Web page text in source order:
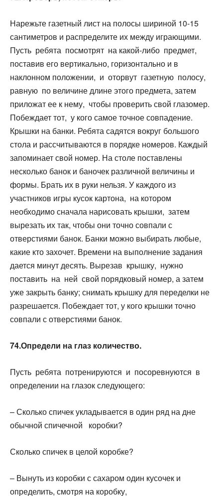
Нарежьте газетный лист на полосы шириной 10-15
сантиметров и распределите их между играющими.
Пусть ребята посмотрят на какой-либо предмет,
поставив его вертикально, горизонтально и в
наклонном положении, и оторвут газетную полосу,
равную по величине длине этого предмета, затем
приложат ее к нему, чтобы проверить свой глазомер.
Побеждает тот, у кого самое точное совпадение.
Крышки на банки. Ребята садятся вокруг большого
стола и рассчитываются в порядке номеров. Каждый
запоминает свой номер. На столе поставлены
несколько банок и баночек различной величины и
формы. Брать их в руки нельзя. У каждого из
участников игры кусок картона, на котором
необходимо сначала нарисовать крышки, затем
вырезать их так, чтобы они точно совпали с
отверстиями банок. Банки можно выбирать любые,
какие кто захочет. Времени на выполнение задания
дается минут десять. Вырезав крышку, нужно
поставить на ней свой порядковый номер, а затем
уже закрыть банку; снимать крышку для переделки не
разрешается. Побеждает тот, у кого крышки точно
совпали с отверстиями банок.
74.Определи на глаз количество.
Пусть ребята потренируются и посоревнуются в
определении на глазок следующего:
– Сколько спичек укладывается в один ряд на дне
обычной спичечной коробки?
Сколько спичек в целой коробке?
– Вынуть из коробки с сахаром один кусочек и
определить, смотря на коробку,